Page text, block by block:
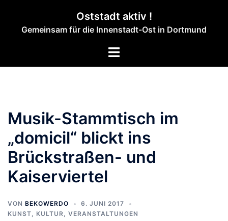
springen
Oststadt aktiv !
Gemeinsam für die Innenstadt-Ost in Dortmund
Menü
Musik-Stammtisch im
„domicil“ blickt ins
Brückstraßen- und
Kaiserviertel
VON BEKOWERDO
6. JUNI 2017
KUNST, KULTUR, VERANSTALTUNGEN